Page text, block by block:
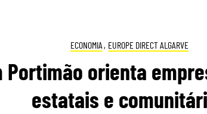
ECONOMIA , EUROPE DIRECT ALGARVE
Portimão orienta
estatais e